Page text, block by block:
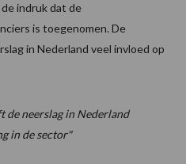
indruk dat de
is toegenomen. De
in Nederland veel invloed op
de neerslag in Nederland
in de sector"